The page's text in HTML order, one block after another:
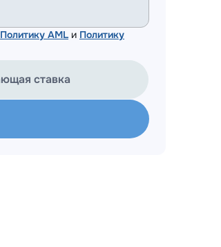
Политику AML и Политику
ставка